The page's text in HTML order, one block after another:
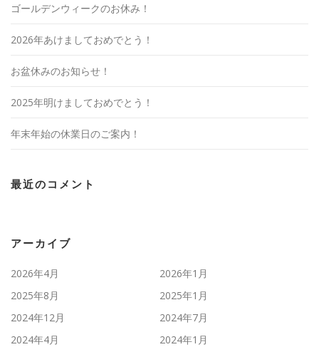
ゴールデンウィークのお休み！
2026年あけましておめでとう！
お盆休みのお知らせ！
2025年明けましておめでとう！
年末年始の休業日のご案内！
最近のコメント
アーカイブ
2026年4月
2026年1月
2025年8月
2025年1月
2024年12月
2024年7月
2024年4月
2024年1月